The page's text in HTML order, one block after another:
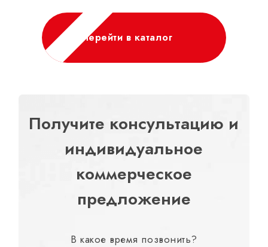
Перейти в каталог
Получите консультацию и
индивидуальное
коммерческое
предложение
В какое время позвонить?